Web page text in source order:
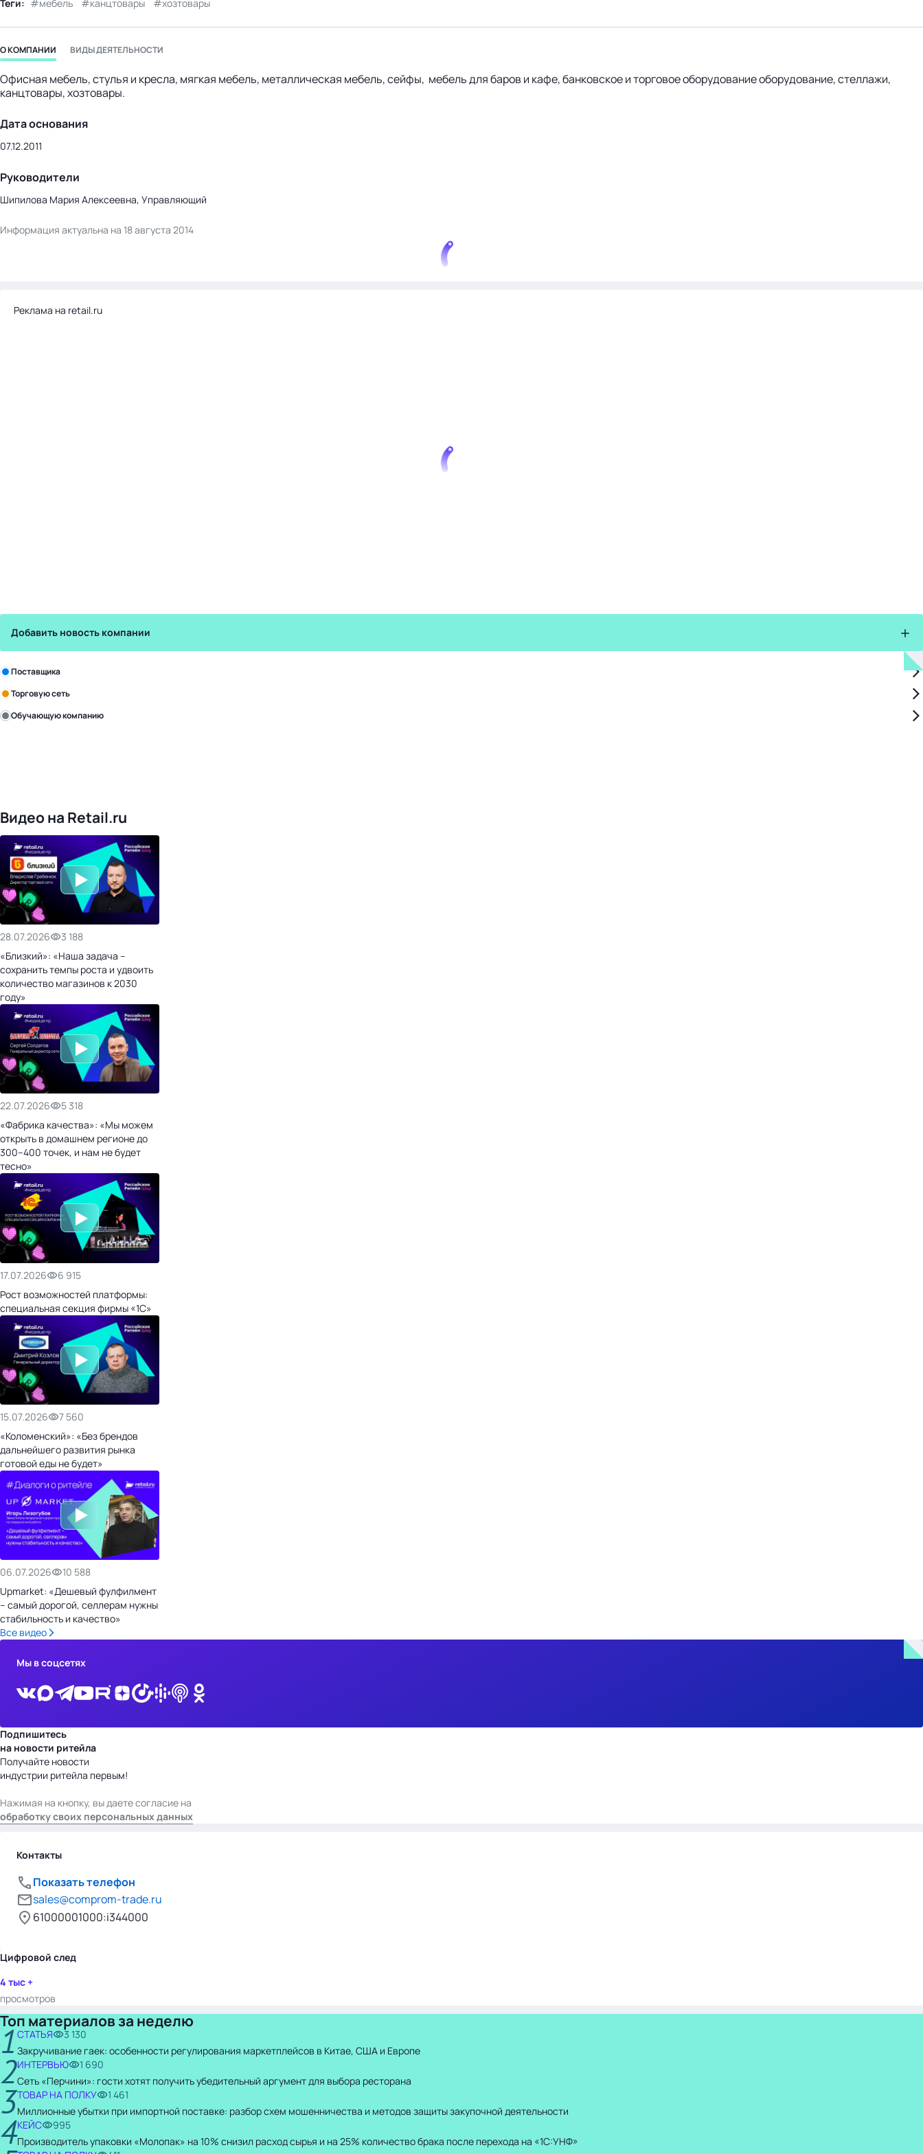
бизнес-центр
Теги: мебель канцтовары хозтовары
О КОМПАНИИ ВИДЫ ДЕЯТЕЛЬНОСТИ
Офисная мебель, стулья и кресла, мягкая мебель, металлическая мебель, сейфы, мебель для баров и кафе, банковское и торговое оборудование оборудование, стеллажи,
канцтовары, хозтовары.
Дата основания
07.12.2011
Руководители
Шипилова Мария Алексеевна, Управляющий
Информация актуальна на 18 августа 2014
Реклама на retail.ru
Добавить новость компании
Зарегистрируйте в бизнес-центре:
Поставщика
Торговую сеть
Обучающую компанию
Видео на Retail.ru
28.07.2026
3 188
«Близкий»: «Наша задача –
сохранить темпы роста и удвоить
количество магазинов к 2030
году»
22.07.2026
5 318
«Фабрика качества»: «Мы можем
открыть в домашнем регионе до
300–400 точек, и нам не будет
тесно»
17.07.2026
6 915
Рост возможностей платформы:
специальная секция фирмы «1С»
15.07.2026
7 560
«Коломенский»: «Без брендов
дальнейшего развития рынка
готовой еды не будет»
06.07.2026
10 588
Upmarket: «Дешевый фулфилмент
– самый дорогой, селлерам нужны
стабильность и качество»
Все видео
Мы в соцсетях
Подпишитесь
на новости ритейла
Получайте новости
индустрии ритейла первым!
Нажимая на кнопку, вы даете согласие на
обработку своих персональных данных
Контакты
Показать телефон
sales@comprom-trade.ru
61000001000:i344000
Цифровой след
4 тыс +
просмотров
Топ материалов за неделю
1 СТАТЬЯ
3 130
Закручивание гаек: особенности регулирования маркетплейсов в Китае, США и Европе
2ИНТЕРВЬЮ
1 690
Сеть «Перчини»: гости хотят получить убедительный аргумент для выбора ресторана
3ТОВАР НА ПОЛКУ
1 461
Миллионные убытки при импортной поставке: разбор схем мошенничества и методов защиты закупочной деятельности
4КЕЙС
995
Производитель упаковки «Молопак» на 10% снизил расход сырья и на 25% количество брака после перехода на «1С:УНФ»